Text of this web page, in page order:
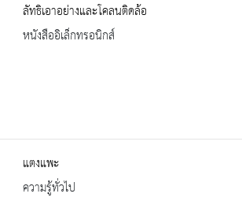
ลัทธิเอาอย่างและโคลนติดล้อ
หนังสืออิเล็กทรอนิกส์
แตงแพะ
ความรู้ทั่วไป